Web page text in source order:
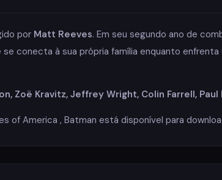
por Matt Reeves. Em seu segundo ano de
conecta à sua própria família enquanto enfrenta
Zoë Kravitz, Jeffrey Wright, Colin Farrell, Paul
of America , Batman está disponível para